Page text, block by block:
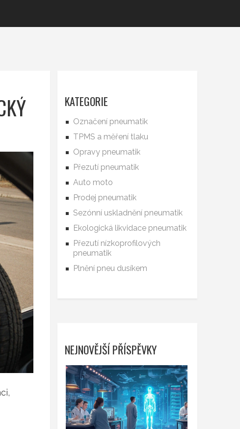
KATEGORIE
Označení pneumatik
TPMS a měření tlaku
Opravy pneumatik
Přezutí pneumatik
Auto moto
Prodej pneumatik
Sezónní uskladnění pneumatik
Ekologická likvidace pneumatik
Přezutí nízkoprofilových
pneumatik
Plnění pneu dusíkem
NEJNOVĚJŠÍ PŘÍSPĚVKY